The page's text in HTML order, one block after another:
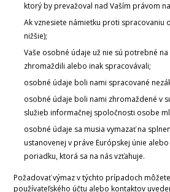
ktorý by prevažoval nad Vaším právom
Ak vznesiete námietku proti spracovaniu
nižšie);
Vaše osobné údaje už nie sú potrebné
zhromaždili alebo inak spracovávali;
osobné údaje boli nami spracované
osobné údaje boli nami zhromaždené v
služieb informačnej spoločnosti osobe
osobné údaje sa musia vymazať na
ustanovenej v práve Európskej únie
poriadku, ktorá sa na nás vzťahuje.
Požadovať výmaz v týchto prípadoch
používateľského účtu alebo kontaktov